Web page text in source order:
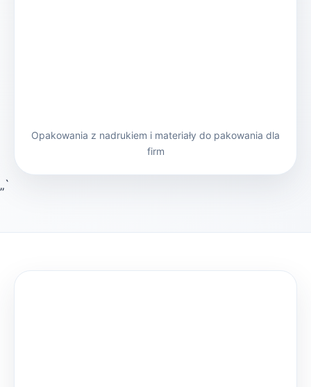
Opakowania z nadrukiem i materiały do pakowania dla
firm
„`